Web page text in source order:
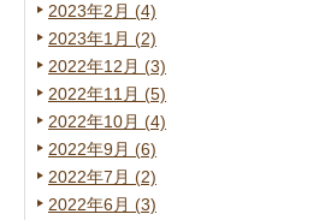
2023年2月 (4)
2023年1月 (2)
2022年12月 (3)
2022年11月 (5)
2022年10月 (4)
2022年9月 (6)
2022年7月 (2)
2022年6月 (3)